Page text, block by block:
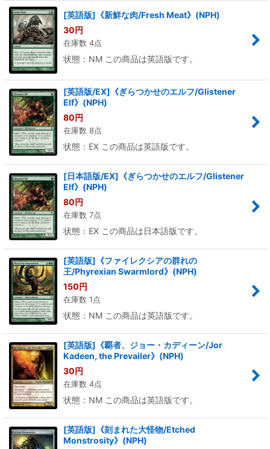
[英語版]《新鮮な肉/Fresh Meat》(NPH)
30円
在庫数 4点
状態：NM この商品は英語版です。
[英語版/EX]《ぎらつかせのエルフ/Glistener
Elf》(NPH)
80円
在庫数 8点
状態：EX この商品は英語版です。
[日本語版/EX]《ぎらつかせのエルフ/Glistener
Elf》(NPH)
80円
在庫数 7点
状態：EX この商品は日本語版です。
[英語版]《ファイレクシアの群れの
王/Phyrexian Swarmlord》(NPH)
150円
在庫数 1点
状態：NM この商品は英語版です。
[英語版]《覇者、ジョー・カディーン/Jor
Kadeen, the Prevailer》(NPH)
30円
在庫数 4点
状態：NM この商品は英語版です。
[英語版]《刻まれた大怪物/Etched
Monstrosity》(NPH)